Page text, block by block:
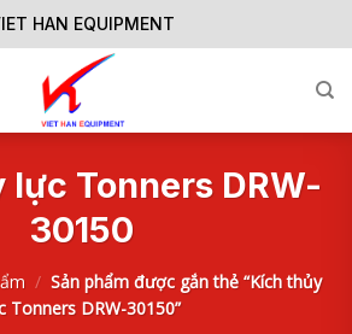
HAN EQUIPMENT
Tonners DRW-
30150
/ Sản phẩm được gắn thẻ “Kích thủy
Tonners DRW-30150”